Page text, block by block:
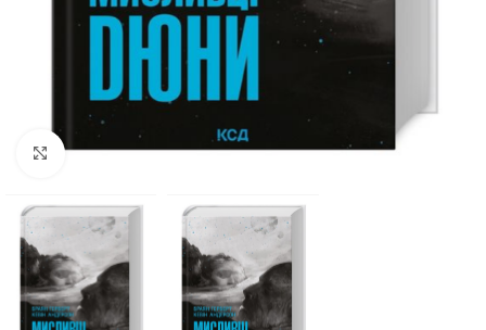
Click to enlarge